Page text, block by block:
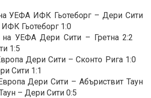
УЕФА ИФК Гьотеборг – Дери Сити
Гьотеборг 1:0
УЕФА Дери Сити – Гретна 2:2
1:5
Дери Сити – Сконто Рига 1:0
Сити 1:1
Дери Сити – Абъриствит Таун
– Дери Сити 0:5